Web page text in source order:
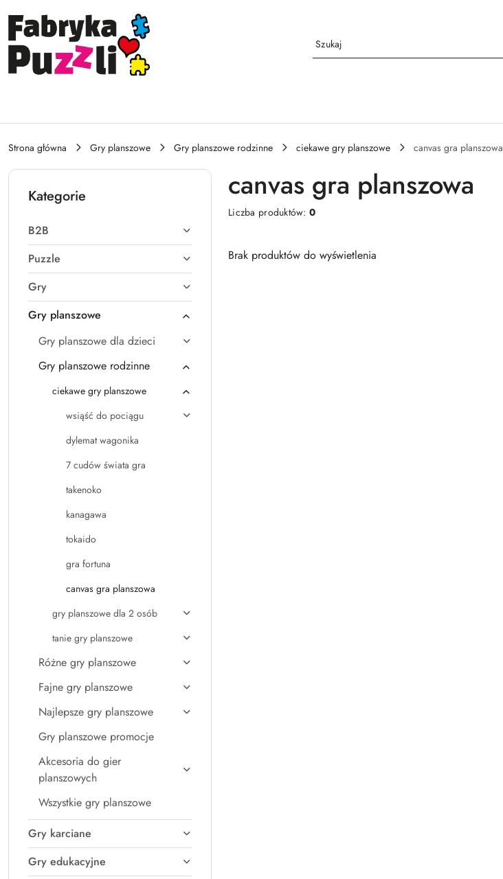
Przejdź do treści głównej
Przejdź do wyszukiwarki
Przejdź do moje konto
Przejdź do menu głównego
Przejdź do stopki
Strona główna Gry planszowe Gry planszowe rodzinne ciekawe gry planszowe canvas gra planszowa
Kategorie
B2B
Puzzle
Gry
Gry planszowe
Gry planszowe dla dzieci
Gry planszowe rodzinne
ciekawe gry planszowe
wsiąść do pociągu
dylemat wagonika
7 cudów świata gra
takenoko
kanagawa
tokaido
gra fortuna
canvas gra planszowa
gry planszowe dla 2 osób
tanie gry planszowe
Różne gry planszowe
Fajne gry planszowe
Najlepsze gry planszowe
Gry planszowe promocje
Akcesoria do gier
planszowych
Wszystkie gry planszowe
Gry karciane
Gry edukacyjne
canvas gra planszowa
Liczba produktów:0
Brak produktów do wyświetlenia